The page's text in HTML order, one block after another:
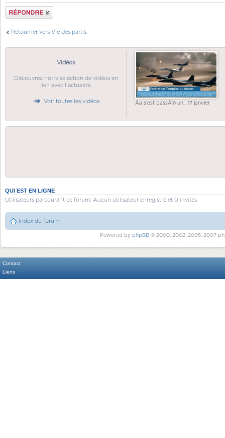
Répondre
Retourner vers Vie des partis
Vidéos
Découvrez notre sélection de vidéos en
lien avec l'actualité.
Voir toutes les vidéos Ãa s'est passÃ© un... 17 janvier
QUI EST EN LIGNE
Utilisateurs parcourant ce forum: Aucun utilisateur enregistré et 0 invités
Index du forum
Powered by phpBB© 2000, 2002, 2005, 2007
Contact
Liens